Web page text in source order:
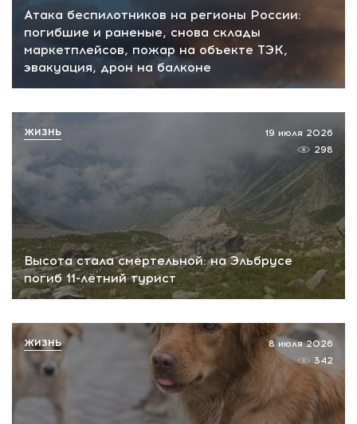
Атака беспилотников на регионы России:
погибшие и раненые, снова склады
маркетплейсов, пожар на объекте ТЭК,
эвакуация, дрон на балконе
Высота стала смертельной: на Эльбрусе
погиб 11-летний турист
19 июля 2026
298
ЖИЗНЬ
8 июля 2026
342
ЖИЗНЬ